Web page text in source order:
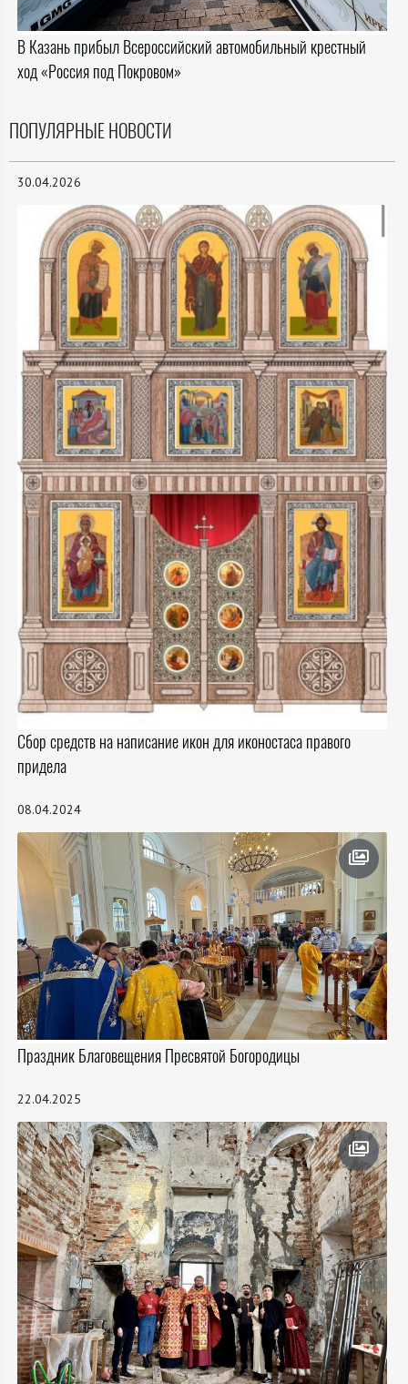
В Казань прибыл Всероссийский автомобильный крестный
ход «Россия под Покровом»
ПОПУЛЯРНЫЕ НОВОСТИ
30.04.2026
Сбор средств на написание икон для иконостаса правого
придела
08.04.2024
Праздник Благовещения Пресвятой Богородицы
22.04.2025